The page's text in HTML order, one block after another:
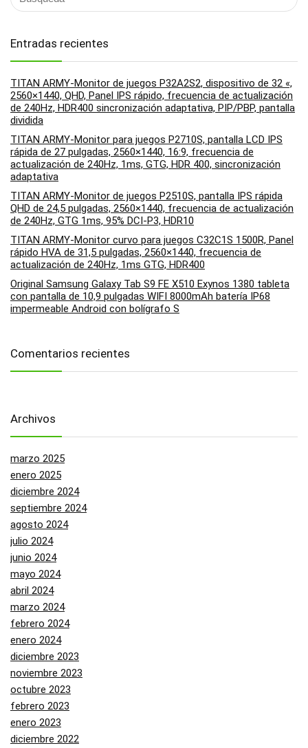
Entradas recientes
TITAN ARMY-Monitor de juegos P32A2S2, dispositivo de 32 «,
2560×1440, QHD, Panel IPS rápido, frecuencia de actualización
de 240Hz, HDR400 sincronización adaptativa, PIP/PBP, pantalla
dividida
TITAN ARMY-Monitor para juegos P2710S, pantalla LCD IPS
rápida de 27 pulgadas, 2560×1440, 16:9, frecuencia de
actualización de 240Hz, 1ms, GTG, HDR 400, sincronización
adaptativa
TITAN ARMY-Monitor de juegos P2510S, pantalla IPS rápida
QHD de 24,5 pulgadas, 2560×1440, frecuencia de actualización
de 240Hz, GTG 1ms, 95% DCI-P3, HDR10
TITAN ARMY-Monitor curvo para juegos C32C1S 1500R, Panel
rápido HVA de 31,5 pulgadas, 2560×1440, frecuencia de
actualización de 240Hz, 1ms GTG, HDR400
Original Samsung Galaxy Tab S9 FE X510 Exynos 1380 tableta
con pantalla de 10,9 pulgadas WIFI 8000mAh batería IP68
impermeable Android con bolígrafo S
Comentarios recientes
Archivos
marzo 2025
enero 2025
diciembre 2024
septiembre 2024
agosto 2024
julio 2024
junio 2024
mayo 2024
abril 2024
marzo 2024
febrero 2024
enero 2024
diciembre 2023
noviembre 2023
octubre 2023
febrero 2023
enero 2023
diciembre 2022